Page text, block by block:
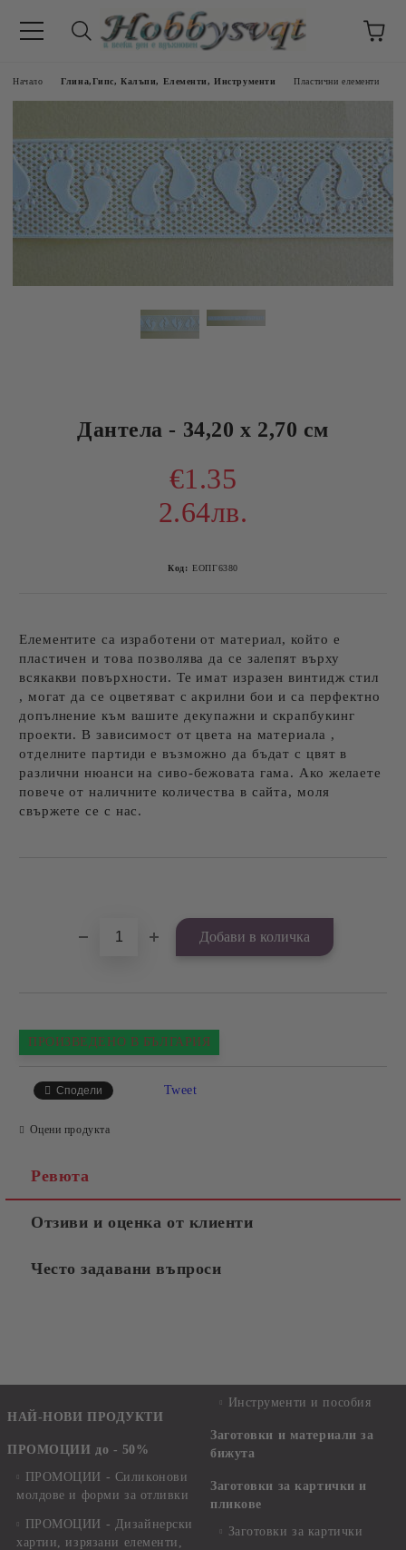
Начало Глина,Гипс, Калъпи, Елементи, Инструменти Пластични елементи
Дантела - 34,20 х 2,70 см
€1.35
2.64лв.
Код: ЕОПГ6380
Елементите са изработени от материал, който е
пластичен и това позволява да се залепят върху
всякакви повърхности. Те имат изразен винтидж стил
, могат да се оцветяват с акрилни бои и са перфектно
допълнение към вашите декупажни и скрапбукинг
проекти. В зависимост от цвета на материала ,
отделните партиди е възможно да бъдат с цвят в
различни нюанси на сиво-бежовата гама. Ако желаете
повече от наличните количества в сайта, моля
свържете се с нас.
ПРОИЗВЕДЕНО В БЪЛГАРИЯ
Сподели Tweet
Оцени продукта
Ревюта
Отзиви и оценка от клиенти
Често задавани въпроси
НАЙ-НОВИ ПРОДУКТИ
ПРОМОЦИИ до - 50%
ПРОМОЦИИ - Силиконови
молдове и форми за отливки
ПРОМОЦИИ - Дизайнерски
хартии, изрязани елементи,
Инструменти и пособия
Заготовки и материали за
бижута
Заготовки за картички и
пликове
Заготовки за картички